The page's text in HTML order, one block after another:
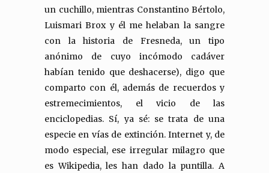
un cuchillo, mientras Constantino Bértolo,
Luismari Brox y él me helaban la sangre
con la historia de Fresneda, un tipo
anónimo de cuyo incómodo cadáver
habían tenido que deshacerse), digo que
comparto con él, además de recuerdos y
estremecimientos, el vicio de las
enciclopedias. Sí, ya sé: se trata de una
especie en vías de extinción. Internet y, de
modo especial, ese irregular milagro que
es Wikipedia, les han dado la puntilla. A